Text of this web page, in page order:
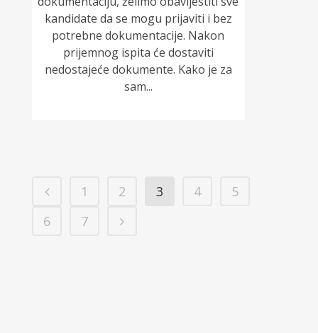
kandidate da se mogu prijaviti i bez
potrebne dokumentacije. Nakon
prijemnog ispita će dostaviti
nedostajeće dokumente. Kako je za
sam...
1 2 3 4
5
6
7